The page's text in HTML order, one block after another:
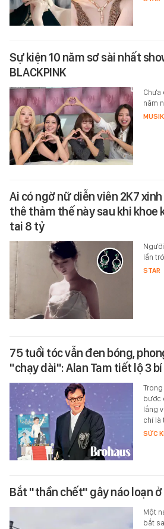
Sự kiện 10 năm sơ sài nhất
BLACKPINK
Chưa
năm
MUSIK
Ai có ngờ nữ diễn viên 2K7
thê thảm thế này sau khi khoe
tai 8 tỷ
lần
STAR
75 tuổi tóc vẫn đen bóng,
"chạy dài": Alan Tam tiết lộ 3
bước
lắng
chí là
SỨC
Bắt "thần chết" gây náo loạn ở
Một
bắt